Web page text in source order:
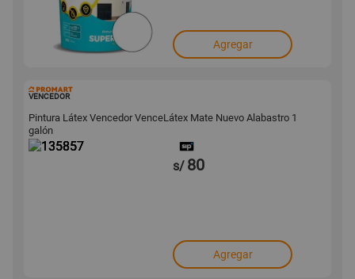
Agregar
VENCEDOR
Pintura Látex Vencedor VenceLátex Mate Nuevo Alabastro 1
galón
s/ 80
Agregar